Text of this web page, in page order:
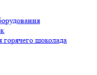
шоколада